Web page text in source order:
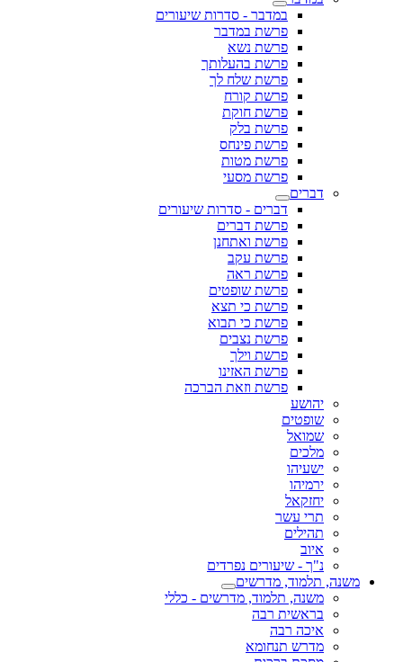
במדבר - סדרות שיעורים
פרשת במדבר
פרשת נשא
פרשת בהעלותך
פרשת שלח לך
פרשת קורח
פרשת חוקת
פרשת בלק
פרשת פינחס
פרשת מטות
פרשת מסעי
דברים
דברים - סדרות שיעורים
פרשת דברים
פרשת ואתחנן
פרשת עקב
פרשת ראה
פרשת שופטים
פרשת כי תצא
פרשת כי תבוא
פרשת נצבים
פרשת וילך
פרשת האזינו
פרשת וזאת הברכה
יהושע
שופטים
שמואל
מלכים
ישעיהו
ירמיהו
יחזקאל
תרי עשר
תהילים
איוב
נ"ך - שיעורים נפרדים
משנה, תלמוד, מדרשים
משנה, תלמוד, מדרשים - כללי
בראשית רבה
איכה רבה
מדרש תנחומא